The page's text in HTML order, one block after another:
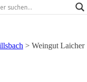
> Weingut Laicher